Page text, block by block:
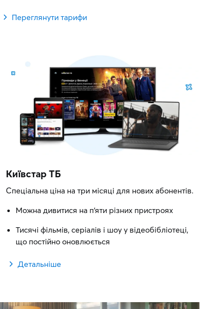
Переглянути тарифи
Київстар ТБ
Спеціальна ціна на три місяці для нових абонентів.
Можна дивитися на п'яти різних пристроях
Тисячі фільмів, серіалів і шоу у відеобібліотеці,
що постійно оновлюється
Детальніше